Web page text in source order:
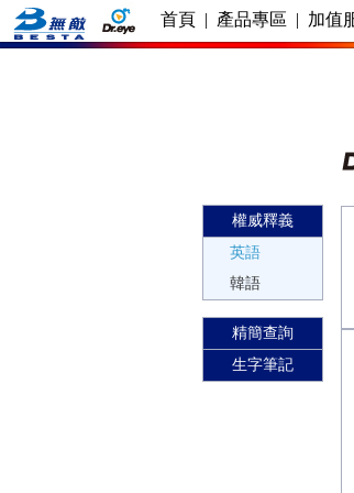
首頁 | 產品專區 | 加值
權威釋義
英語
韓語
精簡查詢
生字筆記